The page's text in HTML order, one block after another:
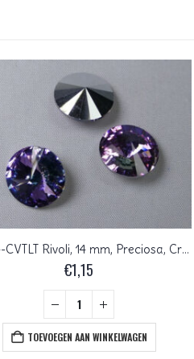
PrR-14-CVTLT Rivoli, 14 mm, Preciosa, Crystal Vitrail Light
€1,15
TOEVOEGEN AAN WINKELWAGEN